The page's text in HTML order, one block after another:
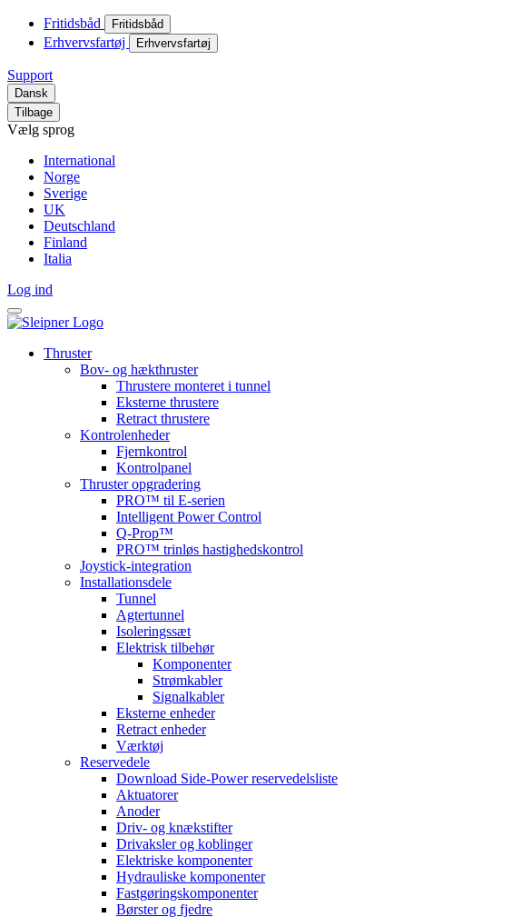
Fritidsbåd Fritidsbåd
Erhvervsfartøj Erhvervsfartøj
Support
Dansk
Tilbage
Vælg sprog
International
Norge
Sverige
UK
Deutschland
Finland
Italia
Log ind
Thruster
Bov- og hækthruster
Thrustere monteret i tunnel
Eksterne thrustere
Retract thrustere
Kontrolenheder
Fjernkontrol
Kontrolpanel
Thruster opgradering
PRO™ til E-serien
Intelligent Power Control
Q-Prop™
PRO™ trinløs hastighedskontrol
Joystick-integration
Installationsdele
Tunnel
Agtertunnel
Isoleringssæt
Elektrisk tilbehør
Komponenter
Strømkabler
Signalkabler
Eksterne enheder
Retract enheder
Værktøj
Reservedele
Download Side-Power reservedelsliste
Aktuatorer
Anoder
Driv- og knækstifter
Drivaksler og koblinger
Elektriske komponenter
Hydrauliske komponenter
Fastgøringskomponenter
Børster og fjedre